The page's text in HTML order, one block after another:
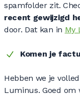
spamfolder zit.
recent gewijzigd
door. Dat kan in My
Komen je
Hebben we je
Luminus. Goed om